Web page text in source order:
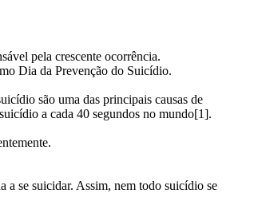
pela crescente ocorrência.
Dia da Prevenção do Suicídio.
são uma das principais causas de
a cada 40 segundos no mundo[1].
a se suicidar. Assim, nem todo suicídio se